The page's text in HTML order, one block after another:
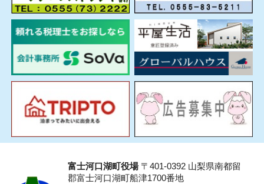
富士河口湖町役場〒401-0392 山梨県南都留
郡富士河口湖町船津1700番地